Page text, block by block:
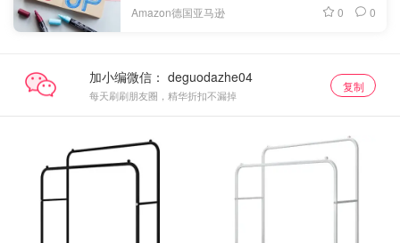
Amazon德国亚马逊 0 0
加小编微信：
每天刷刷朋友圈，精华折扣不漏掉
复制